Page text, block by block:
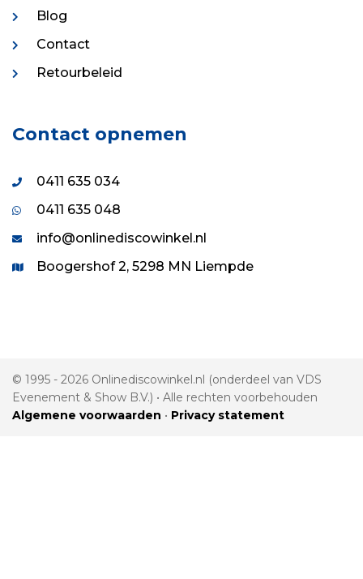
Blog
Contact
Retourbeleid
Contact opnemen
0411 635 034
0411 635 048
info@onlinediscowinkel.nl
Boogershof 2, 5298 MN Liempde
© 1995 - 2026 Onlinediscowinkel.nl (onderdeel van VDS
Evenement & Show B.V.) • Alle rechten voorbehouden
Algemene voorwaarden • Privacy statement